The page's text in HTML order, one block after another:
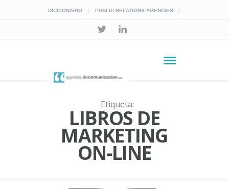
DICCIONARIO PUBLIC RELATIONS AGENCIES
Etiqueta:
LIBROS DE
MARKETING
ON-LINE